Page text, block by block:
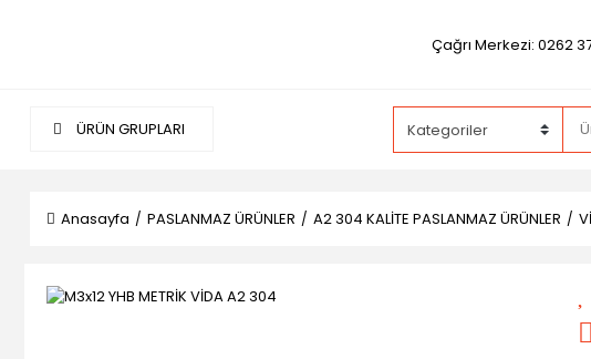
Çağrı Merkezi: 0262
ÜRÜN GRUPLARI
Anasayfa PASLANMAZ ÜRÜNLER A2 304 KALİTE PASLANMAZ ÜRÜNLER